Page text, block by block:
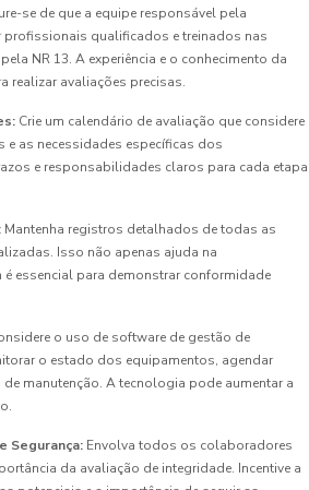
se de que a equipe responsável pela
qualificados e treinados nas
NR 13. A experiência e o conhecimento da
realizar avaliações precisas.
Crie um calendário de avaliação que considere
as necessidades específicas dos
e responsabilidades claros para cada etapa
Mantenha registros detalhados de todas as
Isso não apenas ajuda na
essencial para demonstrar conformidade
o uso de software de gestão de
o estado dos equipamentos, agendar
manutenção. A tecnologia pode aumentar a
Segurança: Envolva todos os colaboradores
da avaliação de integridade. Incentive a